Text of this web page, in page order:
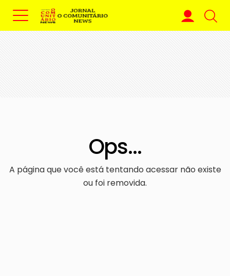
Ops...
A página que você está tentando acessar não existe
ou foi removida.